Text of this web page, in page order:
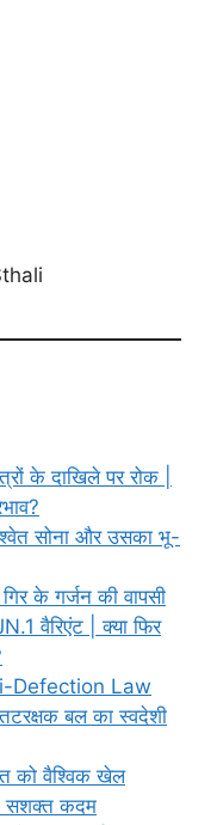
के दाखिले पर रोक |
श्वेत सोना और उसका भू-
के गर्जन की वापसी
वैरिएंट | क्या फिर
Defection Law
बल का स्वदेशी
को वैश्विक खेल
सशक्त कदम